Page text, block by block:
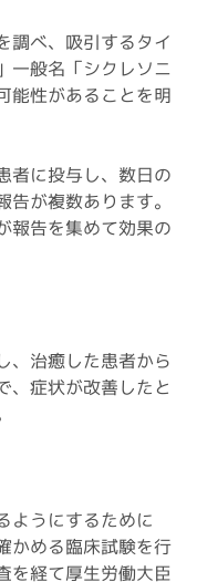
調べ、吸引するタイ
一般名「シクレソニ
能性があることを明
者に投与し、数日の
が複数あります。
報告を集めて効果の
、治癒した患者から
、症状が改善したと
ようにするために
かめる臨床試験を行
を経て厚生労働大臣